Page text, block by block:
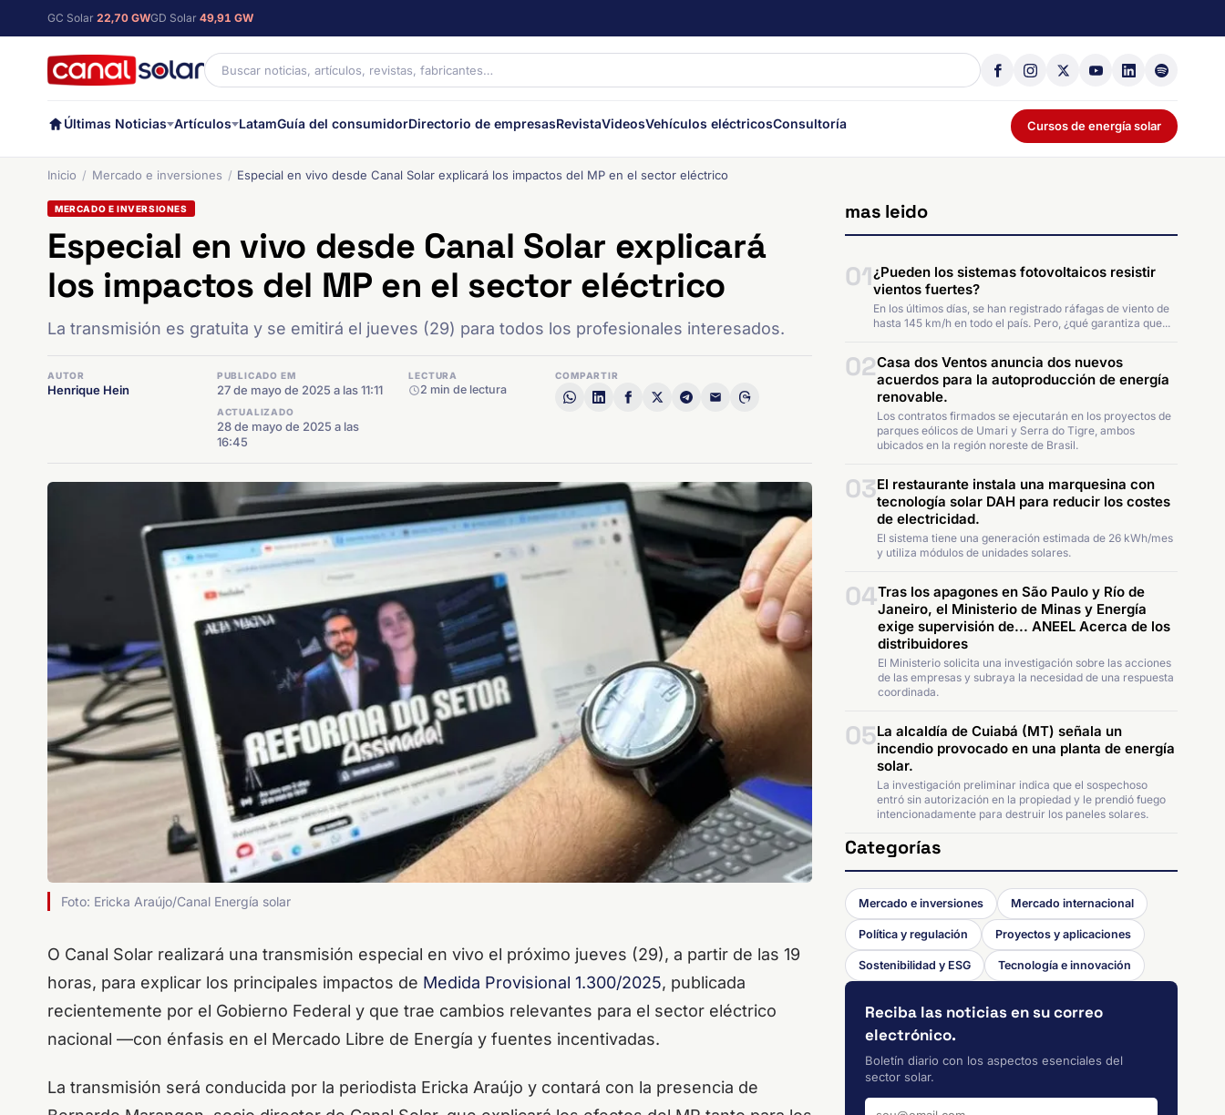
GC Solar 22,70 GWGD Solar 49,91 GW
Últimas Noticias Artículos LatamGuía del consumidorDirectorio de empresasRevistaVideosVehículos eléctricosConsultoría Cursos de energía solar
Inicio Mercado e inversiones Especial en vivo desde Canal Solar explicará los impactos del MP en el sector eléctrico
MERCADO E INVERSIONES
Especial en vivo desde Canal Solar explicará
los impactos del MP en el sector eléctrico
La transmisión es gratuita y se emitirá el jueves (29) para todos los profesionales interesados.
AUTOR
Henrique Hein
PUBLICADO EM
27 de mayo de 2025 a las 11:11
ACTUALIZADO
28 de mayo de 2025 a las
16:45
LECTURA
2 min de lectura
COMPARTIR
Foto: Ericka Araújo/Canal Energía solar
O Canal Solar realizará una transmisión especial en vivo el próximo jueves (29), a partir de las 19
horas, para explicar los principales impactos de Medida Provisional 1.300/2025, publicada
recientemente por el Gobierno Federal y que trae cambios relevantes para el sector eléctrico
nacional —con énfasis en el Mercado Libre de Energía y fuentes incentivadas.
La transmisión será conducida por la periodista Ericka Araújo y contará con la presencia de
mas leido
01¿Pueden los sistemas fotovoltaicos resistir
vientos fuertes?
En los últimos días, se han registrado ráfagas de viento de
hasta 145 km/h en todo el país. Pero, ¿qué garantiza que...
02Casa dos Ventos anuncia dos nuevos
acuerdos para la autoproducción de energía
renovable.
Los contratos firmados se ejecutarán en los proyectos de
parques eólicos de Umari y Serra do Tigre, ambos
ubicados en la región noreste de Brasil.
03El restaurante instala una marquesina con
tecnología solar DAH para reducir los costes
de electricidad.
El sistema tiene una generación estimada de 26 kWh/mes
y utiliza módulos de unidades solares.
04Tras los apagones en São Paulo y Río de
Janeiro, el Ministerio de Minas y Energía
exige supervisión de... ANEEL Acerca de los
distribuidores
El Ministerio solicita una investigación sobre las acciones
de las empresas y subraya la necesidad de una respuesta
coordinada.
05La alcaldía de Cuiabá (MT) señala un
incendio provocado en una planta de energía
solar.
La investigación preliminar indica que el sospechoso
entró sin autorización en la propiedad y le prendió fuego
intencionadamente para destruir los paneles solares.
Categorías
Mercado e inversiones Mercado internacional
Política y regulación Proyectos y aplicaciones
Sostenibilidad y ESG Tecnología e innovación
Reciba las noticias en su correo
electrónico.
Boletín diario con los aspectos esenciales del
sector solar.